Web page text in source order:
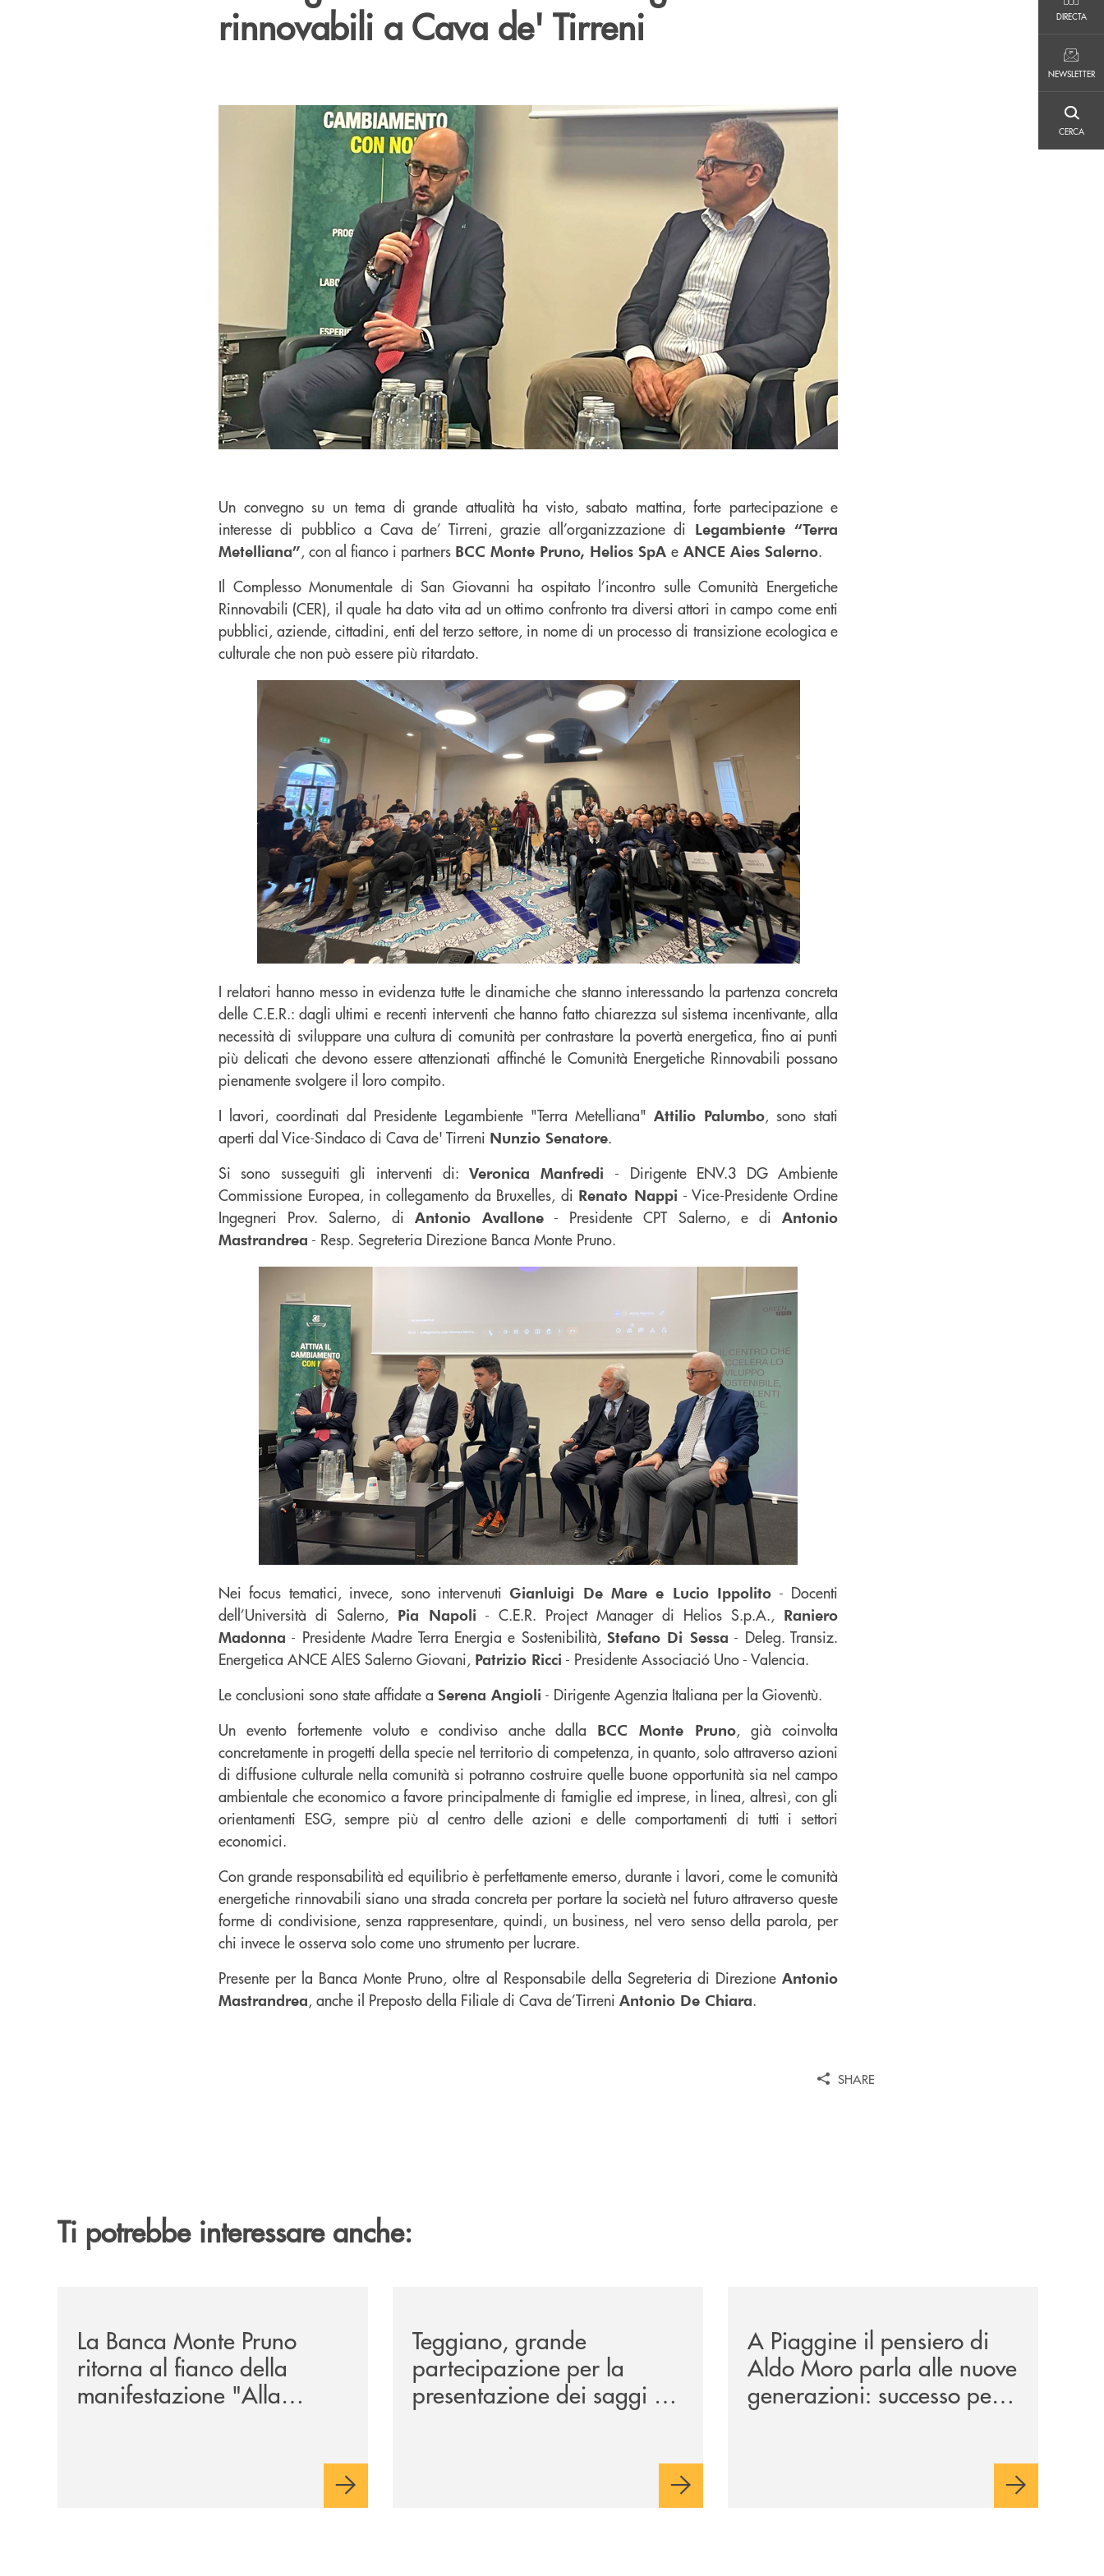
DIRECTA
NEWSLETTER
CERCA
rinnovabili a Cava de' Tirreni
Un convegno su un tema di grande attualità ha visto, sabato mattina, forte partecipazione e
interesse di pubblico a Cava de’ Tirreni, grazie all’organizzazione di Legambiente “Terra
Metelliana”, con al fianco i partners BCC Monte Pruno, Helios SpA e ANCE Aies Salerno.
Il Complesso Monumentale di San Giovanni ha ospitato l’incontro sulle Comunità Energetiche
Rinnovabili (CER), il quale ha dato vita ad un ottimo confronto tra diversi attori in campo come enti
pubblici, aziende, cittadini, enti del terzo settore, in nome di un processo di transizione ecologica e
culturale che non può essere più ritardato.
I relatori hanno messo in evidenza tutte le dinamiche che stanno interessando la partenza concreta
delle C.E.R.: dagli ultimi e recenti interventi che hanno fatto chiarezza sul sistema incentivante, alla
necessità di sviluppare una cultura di comunità per contrastare la povertà energetica, fino ai punti
più delicati che devono essere attenzionati affinché le Comunità Energetiche Rinnovabili possano
pienamente svolgere il loro compito.
I lavori, coordinati dal Presidente Legambiente "Terra Metelliana" Attilio Palumbo, sono stati
aperti dal Vice-Sindaco di Cava de' Tirreni Nunzio Senatore.
Si sono susseguiti gli interventi di: Veronica Manfredi - Dirigente ENV.3 DG Ambiente
Commissione Europea, in collegamento da Bruxelles, di Renato Nappi - Vice-Presidente Ordine
Ingegneri Prov. Salerno, di Antonio Avallone- Presidente CPT Salerno, e diAntonio
Mastrandrea - Resp. Segreteria Direzione Banca Monte Pruno.
Nei focus tematici, invece, sono intervenuti Gianluigi De Mare e Lucio Ippolito - Docenti
dell’Università di Salerno, Pia Napoli - C.E.R. Project Manager di Helios S.p.A., Raniero
Madonna - Presidente Madre Terra Energia e Sostenibilità,Stefano Di Sessa - Deleg. Transiz.
Energetica ANCE AlES Salerno Giovani, Patrizio Ricci - Presidente Associació Uno - Valencia.
Le conclusioni sono state affidate a Serena Angioli - Dirigente Agenzia Italiana per la Gioventù.
Un evento fortemente voluto e condiviso anche dalla BCC Monte Pruno, già coinvolta
concretamente in progetti della specie nel territorio di competenza, in quanto, solo attraverso azioni
di diffusione culturale nella comunità si potranno costruire quelle buone opportunità sia nel campo
ambientale che economico a favore principalmente di famiglie ed imprese, in linea, altresì, con gli
orientamenti ESG, sempre più al centro delle azioni e delle comportamenti di tutti i settori
economici.
Con grande responsabilità ed equilibrio è perfettamente emerso, durante i lavori, come le comunità
energetiche rinnovabili siano una strada concreta per portare la società nel futuro attraverso queste
forme di condivisione, senza rappresentare, quindi, un business, nel vero senso della parola, per
chi invece le osserva solo come uno strumento per lucrare.
Presente per la Banca Monte Pruno, oltre al Responsabile della Segreteria di Direzione Antonio
Mastrandrea, anche il Preposto della Filiale di Cava de’Tirreni Antonio De Chiara.
SHARE
Ti potrebbe interessare anche:
La Banca Monte Pruno
ritorna al fianco della
manifestazione "Alla
Teggiano, grande
partecipazione per la
presentazione dei saggi di
Nicola Setaro. La Banca
A Piaggine il pensiero di
Aldo Moro parla alle nuove
generazioni: successo per
l’iniziativa della Banca